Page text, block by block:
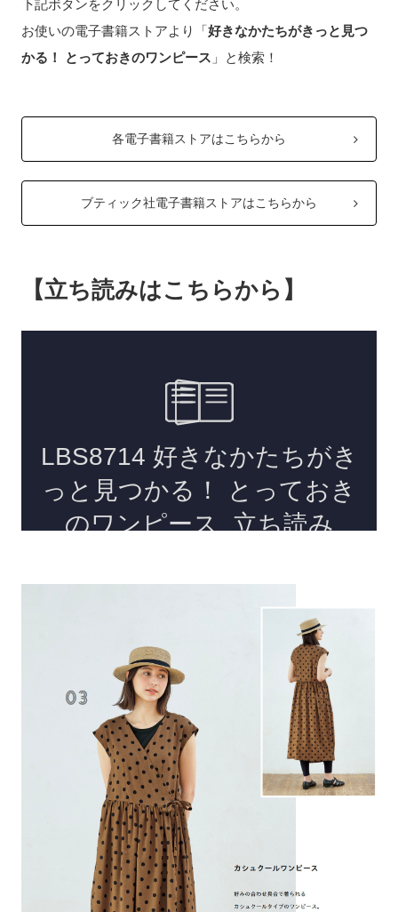
下記ボタンをクリックしてください。
お使いの電子書籍ストアより「好きなかたちがきっと見つ
かる！ とっておきのワンピース 」と検索！
各電子書籍ストアはこちらから
ブティック社電子書籍ストアはこちらから
【立ち読みはこちらから】